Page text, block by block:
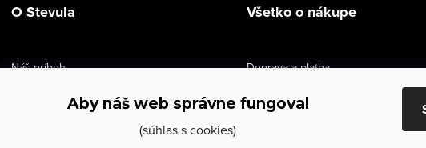
Aby náš web správne fungoval
(súhlas s cookies)
O Stevula
Náš príbeh
Kontaktné údaje
Všetko o nákupe
Doprava a platba
Výmena a vrátenie